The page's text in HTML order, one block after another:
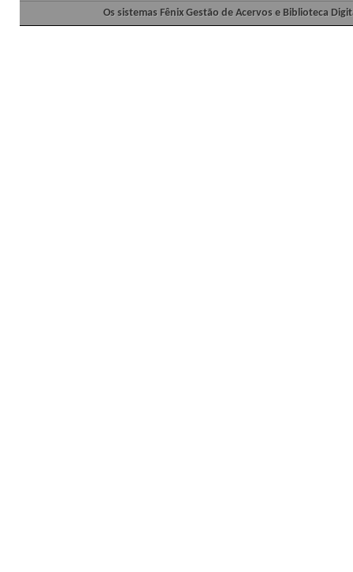
Os sistemas Fênix Gestão de Acervos e Biblioteca